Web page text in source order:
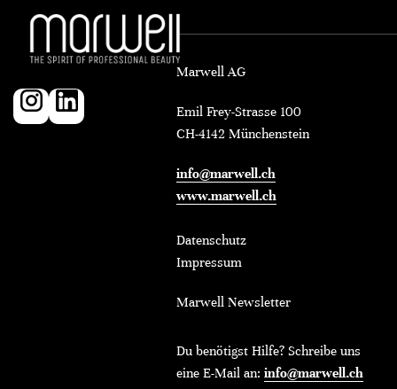
Marwell AG
Emil Frey-Strasse 100
CH-4142 Münchenstein
info@marwell.ch
www.marwell.ch
Datenschutz
Impressum
Marwell Newsletter
Du benötigst Hilfe? Schreibe uns
eine E-Mail an: info@marwell.ch